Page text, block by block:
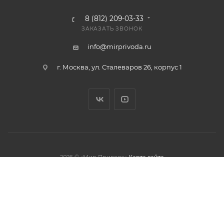
8 (812) 209-03-33
ЗАКАЗАТЬ ЗВОНОК
info@mirprivoda.ru
г. Москва, ул. Сталеваров 26, корпус 1
2026 © «Мир Привода» Карта сайта